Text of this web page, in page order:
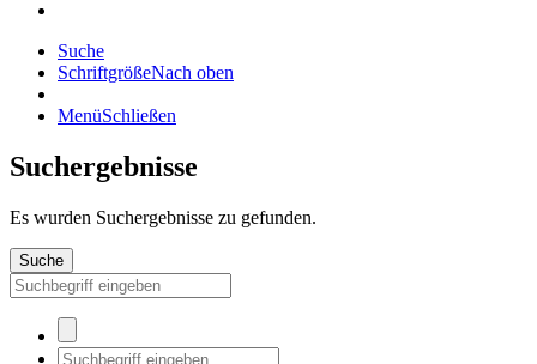
Suche
SchriftgrößeNach oben
MenüSchließen
Suchergebnisse
Es wurden Suchergebnisse zu gefunden.
Suche